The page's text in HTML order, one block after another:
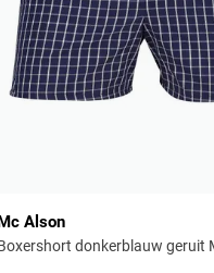
Alson
donkerblauw geruit